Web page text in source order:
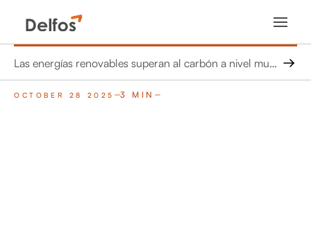
Las energías renovables superan al carbón a nivel mundial por primera vez: un cambio histórico en la generación de energía
OCTOBER 28 2025 3 MIN